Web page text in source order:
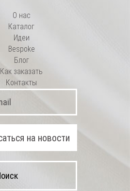
О нас
Каталог
Идеи
Bespoke
Блог
Как заказать
Контакты